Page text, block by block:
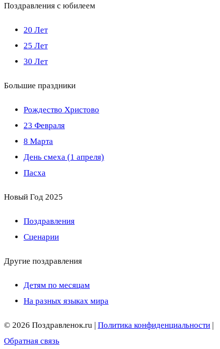
Поздравления с юбилеем
20 Лет
25 Лет
30 Лет
Большие праздники
Рождество Христово
23 Февраля
8 Марта
День смеха (1 апреля)
Пасха
Новый Год 2025
Поздравления
Сценарии
Другие поздравления
Детям по месяцам
На разных языках мира
© 2026 Поздравленок.ru | Политика конфиденциальности |
Обратная связь